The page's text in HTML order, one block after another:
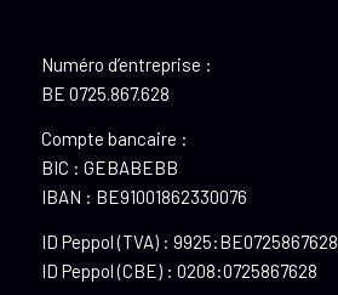
Numéro d’entreprise :
BE 0725.867.628
Compte bancaire :
BIC : GEBABEBB
IBAN : BE91001862330076
ID Peppol (TVA) : 9925:BE0725867628
ID Peppol (CBE) : 0208:0725867628